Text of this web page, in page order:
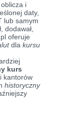
i
daty,
lub samym
dodawał,
oferuje
dla kursu
kurs
kantorów
historyczny